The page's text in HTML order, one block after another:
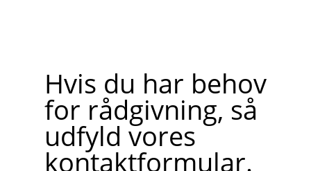
Hvis du har behov
for rådgivning, så
udfyld vores
kontaktformular.